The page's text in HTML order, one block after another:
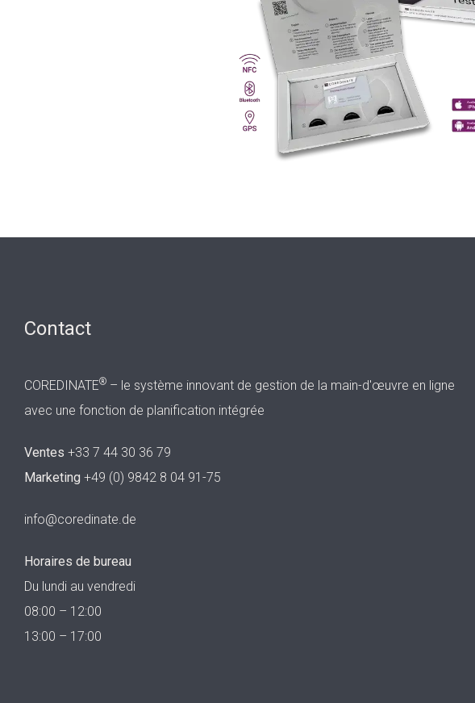
Contact
COREDINATE® – le système innovant de gestion de la main-d'œuvre en ligne
avec une fonction de planification intégrée
Ventes +33 7 44 30 36 79
Marketing +49 (0) 9842 8 04 91-75
info@coredinate.de
Horaires de bureau
Du lundi au vendredi
08:00 – 12:00
13:00 – 17:00